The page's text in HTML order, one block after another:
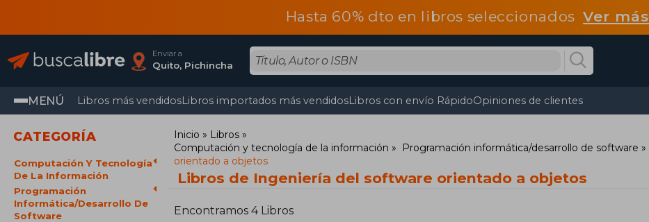
Hasta 60% dto en libros seleccionadosVer más
Enviar a
Quito, Pichincha
MENÚ Libros más vendidosLibros importados más vendidosLibros con envío RápidoOpiniones de clientes
CATEGORÍA
Computación Y Tecnología
De La Información
Programación
Informática/Desarrollo De
Software
Inicio
Libros
Computación y tecnología de la información
Programación informática/desarrollo de software
orientado a objetos
Libros de Ingeniería del software orientado a objetos
Encontramos 4 Libros